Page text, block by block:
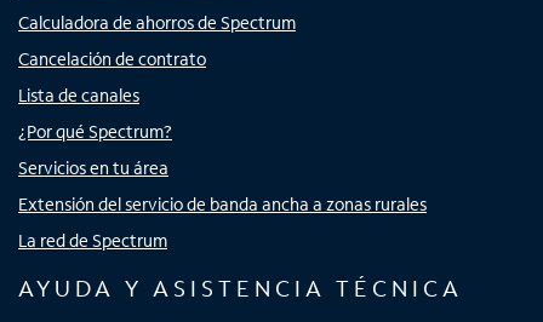
Calculadora de ahorros de Spectrum
Cancelación de contrato
Lista de canales
¿Por qué Spectrum?
Servicios en tu área
Extensión del servicio de banda ancha a zonas rurales
La red de Spectrum
AYUDA Y ASISTENCIA TÉCNICA